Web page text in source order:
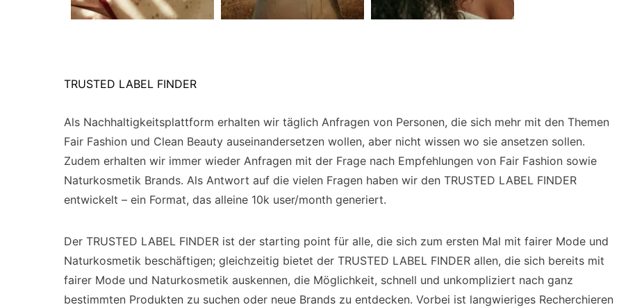
TRUSTED LABEL FINDER
Als Nachhaltigkeitsplattform erhalten wir täglich Anfragen von Personen, die sich mehr mit den Themen
Fair Fashion und Clean Beauty auseinandersetzen wollen, aber nicht wissen wo sie ansetzen sollen.
Zudem erhalten wir immer wieder Anfragen mit der Frage nach Empfehlungen von Fair Fashion sowie
Naturkosmetik Brands. Als Antwort auf die vielen Fragen haben wir den TRUSTED LABEL FINDER
entwickelt – ein Format, das alleine 10k user/month generiert.
Der TRUSTED LABEL FINDER ist der starting point für alle, die sich zum ersten Mal mit fairer Mode und
Naturkosmetik beschäftigen; gleichzeitig bietet der TRUSTED LABEL FINDER allen, die sich bereits mit
fairer Mode und Naturkosmetik auskennen, die Möglichkeit, schnell und unkompliziert nach ganz
bestimmten Produkten zu suchen oder neue Brands zu entdecken. Vorbei ist langwieriges Recherchieren